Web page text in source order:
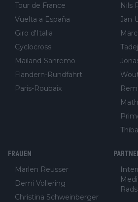
Tour de France
Vuelta a España
Giro d'Italia
Cyclocross
Mailand-Sanremo
Flandern-Rundfahrt
Paris-Roubaix
Nils
Jan
FRAUEN
Marlen Reusser
Demi Vollering
Christina Schweinberger